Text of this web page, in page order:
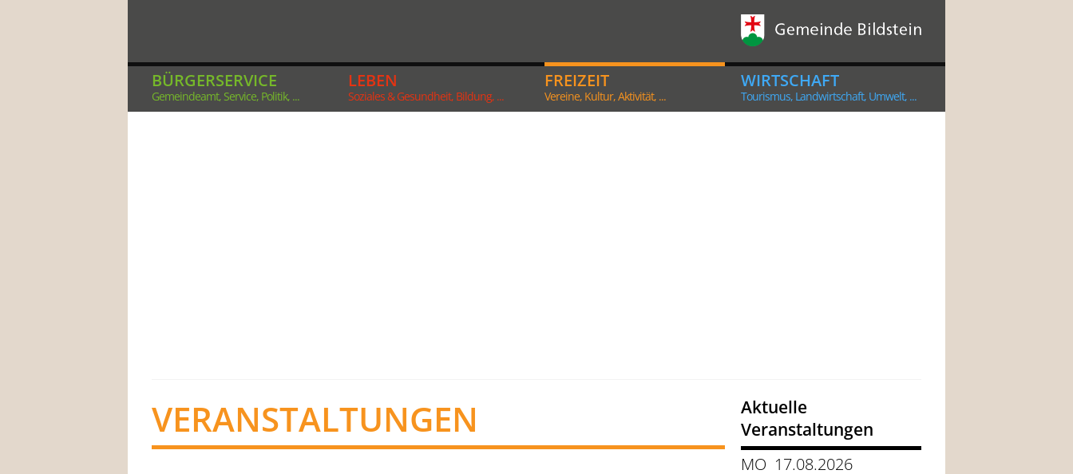
BÜRGERSERVICE
Gemeindeamt, Service, Politik, ...
LEBEN
Soziales & Gesundheit, Bildung, ...
FREIZEIT
Vereine, Kultur, Aktivität, ...
WIRTSCHAFT
Tourismus, Landwirtschaft, Umwelt, ...
VERANSTALTUNGEN
Aktuelle
Veranstaltungen
MO 17.08.2026